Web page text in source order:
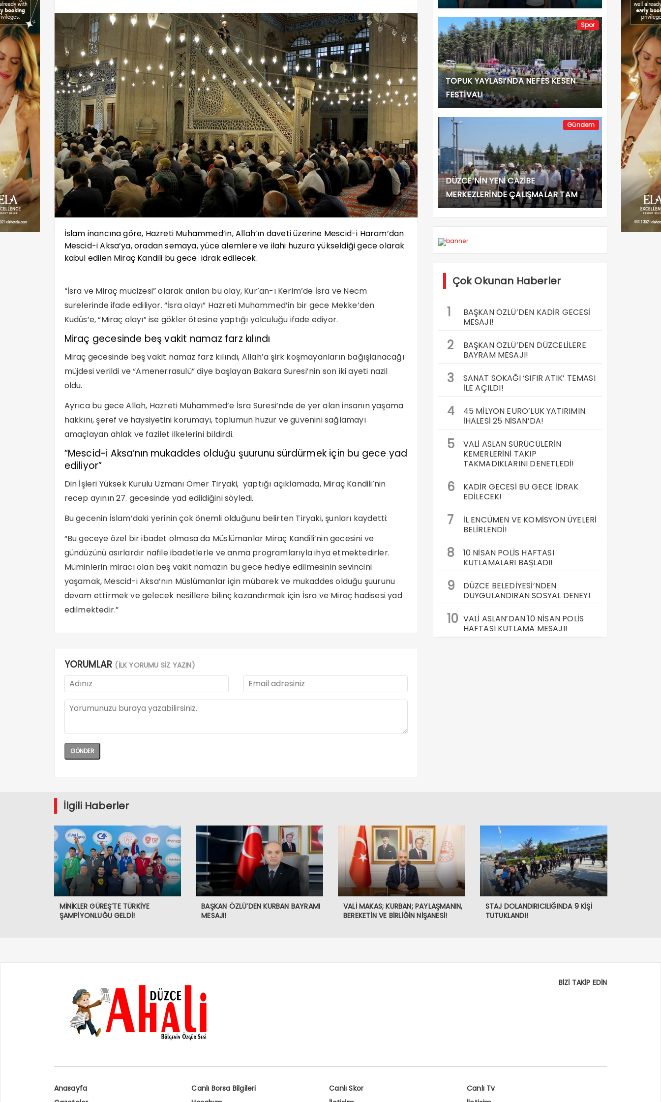
İslam inancına göre, Hazreti Muhammed’in, Allah’ın daveti üzerine Mescid-i Haram’dan
Mescid-i Aksa’ya, oradan semaya, yüce alemlere ve ilahi huzura yükseldiği gece olarak
kabul edilen Miraç Kandili bu gece idrak edilecek.
“İsra ve Miraç mucizesi” olarak anılan bu olay, Kur’an-ı Kerim’de İsra ve Necm
surelerinde ifade ediliyor. “İsra olayı” Hazreti Muhammed’in bir gece Mekke’den
Kudüs’e, “Miraç olayı” ise gökler ötesine yaptığı yolculuğu ifade ediyor.
Miraç gecesinde beş vakit namaz farz kılındı
Miraç gecesinde beş vakit namaz farz kılındı, Allah’a şirk koşmayanların bağışlanacağı
müjdesi verildi ve “Amenerrasulü” diye başlayan Bakara Suresi’nin son iki ayeti nazil
oldu.
Ayrıca bu gece Allah, Hazreti Muhammed’e İsra Suresi’nde de yer alan insanın yaşama
hakkını, şeref ve haysiyetini korumayı, toplumun huzur ve güvenini sağlamayı
amaçlayan ahlak ve fazilet ilkelerini bildirdi.
“Mescid-i Aksa’nın mukaddes olduğu şuurunu sürdürmek için bu gece yad
ediliyor”
Din İşleri Yüksek Kurulu Uzmanı Ömer Tiryaki, yaptığı açıklamada, Miraç Kandili’nin
recep ayının 27. gecesinde yad edildiğini söyledi.
Bu gecenin İslam’daki yerinin çok önemli olduğunu belirten Tiryaki, şunları kaydetti:
“Bu geceye özel bir ibadet olmasa da Müslümanlar Miraç Kandili’nin gecesini ve
gündüzünü asırlardır nafile ibadetlerle ve anma programlarıyla ihya etmektedirler.
Müminlerin miracı olan beş vakit namazın bu gece hediye edilmesinin sevincini
yaşamak, Mescid-i Aksa’nın Müslümanlar için mübarek ve mukaddes olduğu şuurunu
devam ettirmek ve gelecek nesillere bilinç kazandırmak için İsra ve Miraç hadisesi yad
edilmektedir.”
YORUMLAR (İLK YORUMU SİZ YAZIN)
Spor
TOPUK YAYLASI’NDA NEFES KESEN
FESTİVAL!
Gündem
DÜZCE’NİN YENİ CAZİBE
MERKEZLERİNDE ÇALIŞMALAR TAM
GAZ!
Çok Okunan Haberler
1
BAŞKAN ÖZLÜ’DEN KADİR GECESİ
MESAJI!
2
BAŞKAN ÖZLÜ’DEN DÜZCELİLERE
BAYRAM MESAJI!
3
SANAT SOKAĞI ‘SIFIR ATIK’ TEMASI
İLE AÇILDI!
4
45 MİLYON EURO’LUK YATIRIMIN
İHALESİ 25 NİSAN’DA!
5
VALİ ASLAN SÜRÜCÜLERİN
KEMERLERİNİ TAKIP
TAKMADIKLARINI DENETLEDİ!
6
KADİR GECESİ BU GECE İDRAK
EDİLECEK!
7
İL ENCÜMEN VE KOMİSYON ÜYELERİ
BELİRLENDİ!
8
10 NİSAN POLİS HAFTASI
KUTLAMALARI BAŞLADI!
9
DÜZCE BELEDİYESİ’NDEN
DUYGULANDIRAN SOSYAL DENEY!
10 VALİ ASLAN’DAN 10 NİSAN POLİS
HAFTASI KUTLAMA MESAJI!
İlgili Haberler
MİNİKLER GÜREŞ’TE TÜRKİYE
ŞAMPİYONLUĞU GELDİ!
BAŞKAN ÖZLÜ’DEN KURBAN BAYRAMI
MESAJI!
VALİ MAKAS; KURBAN; PAYLAŞMANIN,
BEREKETİN VE BİRLİĞİN NİŞANESİ!
STAJ DOLANDIRICILIĞINDA 9 KİŞİ
TUTUKLANDI!
BİZİ TAKİP EDİN
Anasayfa Canlı Borsa Bilgileri Canlı Skor
Canlı Tv